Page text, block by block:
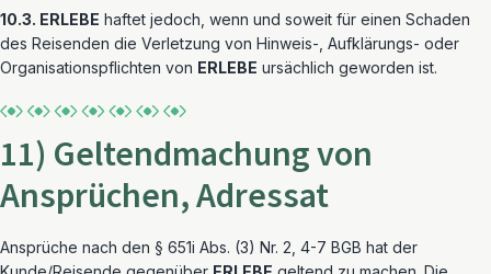
10.3. ERLEBE haftet jedoch, wenn und soweit für einen Schaden
des Reisenden die Verletzung von Hinweis-, Aufklärungs- oder
Organisationspflichten von ERLEBE ursächlich geworden ist.
11) Geltendmachung von
Ansprüchen, Adressat
Ansprüche nach den § 651i Abs. (3) Nr. 2, 4-7 BGB hat der